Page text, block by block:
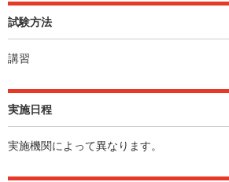
試験方法
講習
実施日程
実施機関によって異なります。